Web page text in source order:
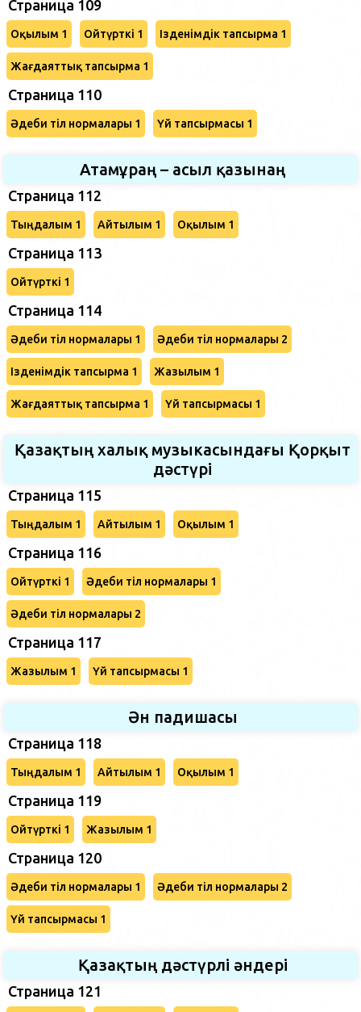
Страница 109
Оқылым 1 Ойтүрткі 1 Ізденімдік тапсырма 1
Жағдаяттық тапсырма 1
Страница 110
Әдеби тіл нормалары 1 Үй тапсырмасы 1
Атамұраң – асыл қазынаң
Страница 112
Тыңдалым 1 Айтылым 1 Оқылым 1
Страница 113
Ойтүрткі 1
Страница 114
Әдеби тіл нормалары 1 Әдеби тіл нормалары 2
Ізденімдік тапсырма 1 Жазылым 1
Жағдаяттық тапсырма 1 Үй тапсырмасы 1
Қазақтың халық музыкасындағы Қорқыт
дәстүрі
Страница 115
Тыңдалым 1 Айтылым 1 Оқылым 1
Страница 116
Ойтүрткі 1 Әдеби тіл нормалары 1
Әдеби тіл нормалары 2
Страница 117
Жазылым 1 Үй тапсырмасы 1
Ән падишасы
Страница 118
Тыңдалым 1 Айтылым 1 Оқылым 1
Страница 119
Ойтүрткі 1 Жазылым 1
Страница 120
Әдеби тіл нормалары 1 Әдеби тіл нормалары 2
Үй тапсырмасы 1
Қазақтың дәстүрлі әндері
Страница 121